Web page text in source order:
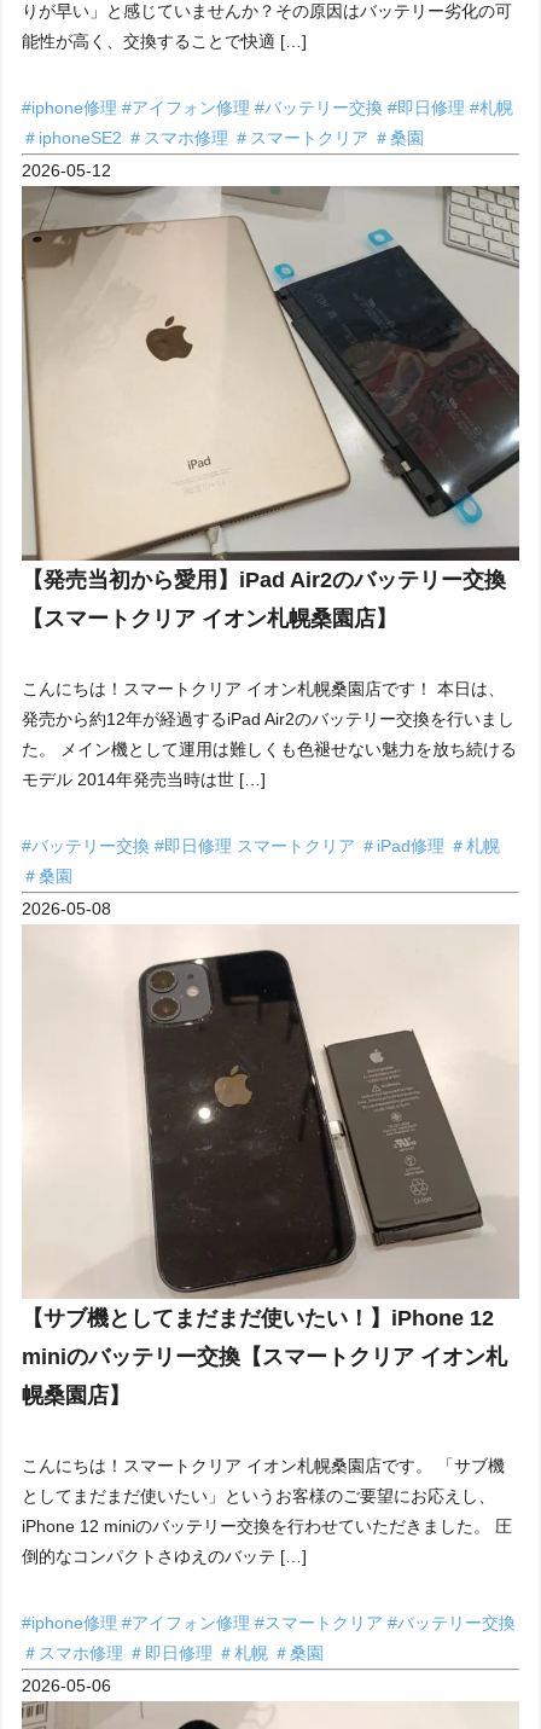
りが早い」と感じていませんか？その原因はバッテリー劣化の可
能性が高く、交換することで快適 […]
#iphone修理#アイフォン修理#バッテリー交換#即日修理#札幌
＃iphoneSE2 ＃スマホ修理 ＃スマートクリア ＃桑園
2026-05-12
【発売当初から愛用】iPad Air2のバッテリー交換
【スマートクリア イオン札幌桑園店】
こんにちは！スマートクリア イオン札幌桑園店です！ 本日は、
発売から約12年が経過するiPad Air2のバッテリー交換を行いまし
た。 メイン機として運用は難しくも色褪せない魅力を放ち続ける
モデル 2014年発売当時は世 […]
#バッテリー交換#即日修理 スマートクリア ＃iPad修理 ＃札幌
＃桑園
2026-05-08
【サブ機としてまだまだ使いたい！】iPhone 12
miniのバッテリー交換【スマートクリア イオン札
幌桑園店】
こんにちは！スマートクリア イオン札幌桑園店です。 「サブ機
としてまだまだ使いたい」というお客様のご要望にお応えし、
iPhone 12 miniのバッテリー交換を行わせていただきました。 圧
倒的なコンパクトさゆえのバッテ […]
#iphone修理#アイフォン修理#スマートクリア#バッテリー交換
＃スマホ修理 ＃即日修理 ＃札幌 ＃桑園
2026-05-06